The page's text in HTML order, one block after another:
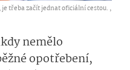
třeba začít jednat oficiální cestou. ,
nemělo
opotřebení,